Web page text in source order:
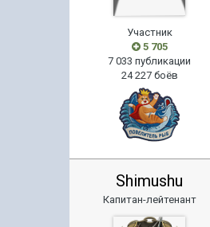
Участник
5 705
7 033 публикации
24 227 боёв
Shimushu
Капитан-лейтенант